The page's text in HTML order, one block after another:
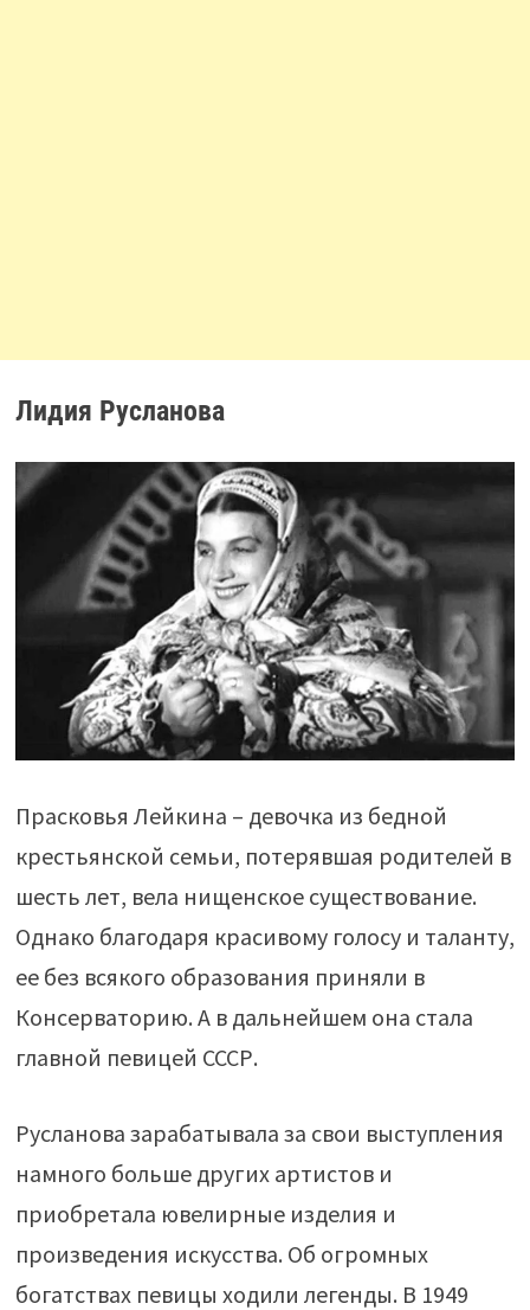
Лидия Русланова
Прасковья Лейкина – девочка из бедной
крестьянской семьи, потерявшая родителей в
шесть лет, вела нищенское существование.
Однако благодаря красивому голосу и таланту,
ее без всякого образования приняли в
Консерваторию. А в дальнейшем она стала
главной певицей СССР.
Русланова зарабатывала за свои выступления
намного больше других артистов и
приобретала ювелирные изделия и
произведения искусства. Об огромных
богатствах певицы ходили легенды. В 1949